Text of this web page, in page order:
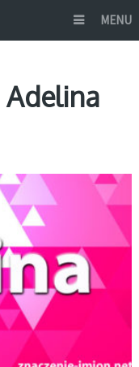
MENU
Adelina